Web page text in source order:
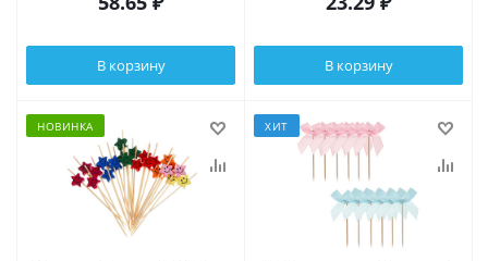
В корзину В корзину
НОВИНКА ХИТ